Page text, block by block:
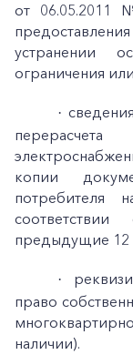
от 06.05.2011
устранении
ограничения
·
копии
потребителя
предыдущие 12
·
право
наличии).